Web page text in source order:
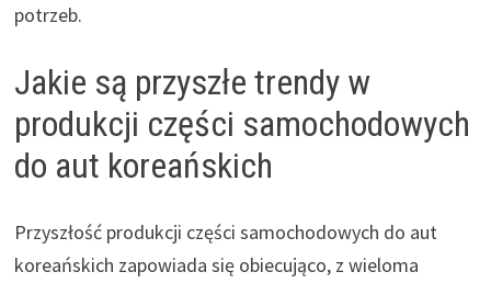
potrzeb.
Jakie są przyszłe trendy w
produkcji części samochodowych
do aut koreańskich
Przyszłość produkcji części samochodowych do aut
koreańskich zapowiada się obiecująco, z wieloma